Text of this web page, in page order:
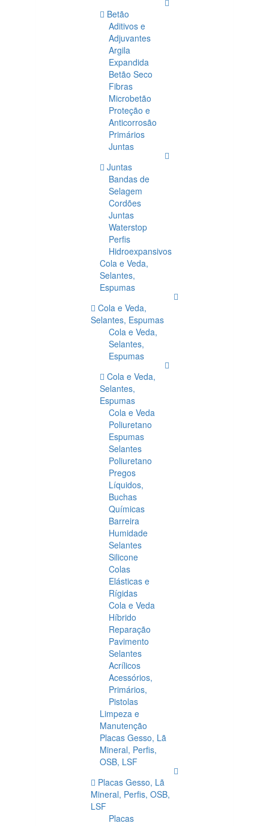
Betão
Aditivos e
Adjuvantes
Argila
Expandida
Betão Seco
Fibras
Microbetão
Proteção e
Anticorrosão
Primários
Juntas
Juntas
Bandas de
Selagem
Cordões
Juntas
Waterstop
Perfis
Hidroexpansivos
Cola e Veda,
Selantes,
Espumas
Cola e Veda,
Selantes, Espumas
Cola e Veda,
Selantes,
Espumas
Cola e Veda,
Selantes,
Espumas
Cola e Veda
Poliuretano
Espumas
Selantes
Poliuretano
Pregos
Líquidos,
Buchas
Químicas
Barreira
Humidade
Selantes
Silicone
Colas
Elásticas e
Rígidas
Cola e Veda
Híbrido
Reparação
Pavimento
Selantes
Acrílicos
Acessórios,
Primários,
Pistolas
Limpeza e
Manutenção
Placas Gesso, Lã
Mineral, Perfis,
OSB, LSF
Placas Gesso, Lã
Mineral, Perfis, OSB,
LSF
Placas